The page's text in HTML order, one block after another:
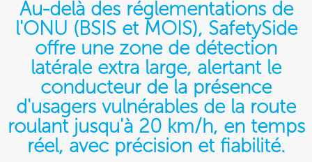
Au-delà des réglementations de
l'ONU (BSIS et MOIS), SafetySide
offre une zone de détection
latérale extra large, alertant le
conducteur de la présence
d'usagers vulnérables de la route
roulant jusqu'à 20 km/h, en temps
réel, avec précision et fiabilité.